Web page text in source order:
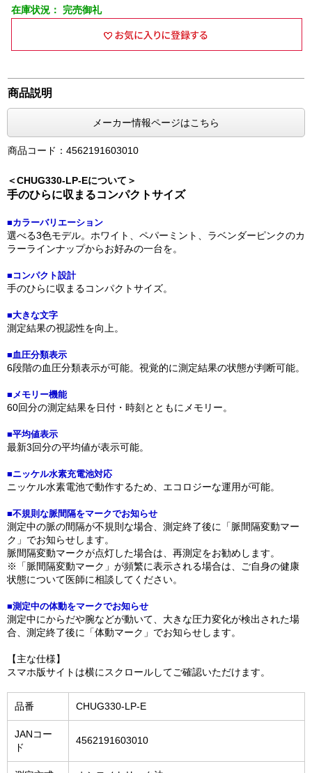
在庫状況： 完売御礼
商品説明
メーカー情報ページはこちら
商品コード：4562191603010
＜CHUG330-LP-Eについて＞
手のひらに収まるコンパクトサイズ
■カラーバリエーション
選べる3色モデル。ホワイト、ペパーミント、ラベンダーピンクのカ
ラーラインナップからお好みの一台を。
■コンパクト設計
手のひらに収まるコンパクトサイズ。
■大きな文字
測定結果の視認性を向上。
■血圧分類表示
6段階の血圧分類表示が可能。視覚的に測定結果の状態が判断可能。
■メモリー機能
60回分の測定結果を日付・時刻とともにメモリー。
■平均値表示
最新3回分の平均値が表示可能。
■ニッケル水素充電池対応
ニッケル水素電池で動作するため、エコロジーな運用が可能。
■不規則な脈間隔をマークでお知らせ
測定中の脈の間隔が不規則な場合、測定終了後に「脈間隔変動マー
ク」でお知らせします。
脈間隔変動マークが点灯した場合は、再測定をお勧めします。
※「脈間隔変動マーク」が頻繁に表示される場合は、ご自身の健康
状態について医師に相談してください。
■測定中の体動をマークでお知らせ
測定中にからだや腕などが動いて、大きな圧力変化が検出された場
合、測定終了後に「体動マーク」でお知らせします。
【主な仕様】
スマホ版サイトは横にスクロールしてご確認いただけます。
品番 CHUG330-LP-E
JANコー
ド
4562191603010